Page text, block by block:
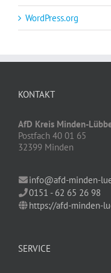
WordPress.org
KONTAKT
AfD Kreis Minden-
Postfach 40 01 65
32399 Minden
info@afd-minden-
0151 - 62 65 26 98
https://afd-minden-
SERVICE